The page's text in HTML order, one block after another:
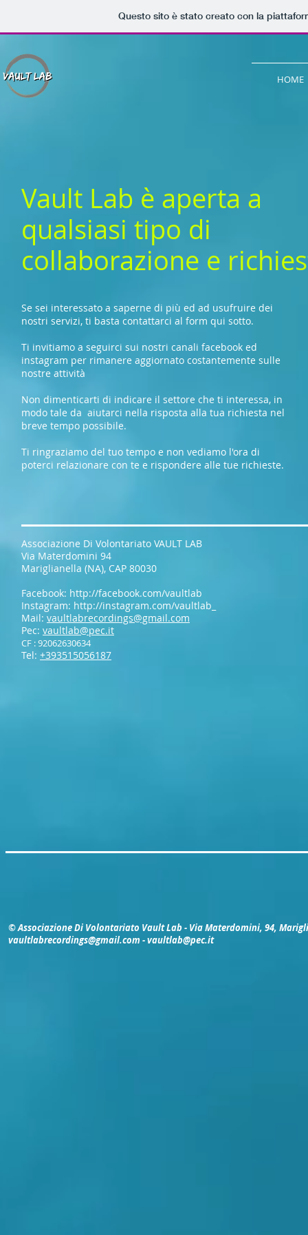
Questo sito è stato creato con la
HOME
Vault Lab è aperta a
qualsiasi tipo di
collaborazione e
Se sei interessato a saperne di più ed ad usufruire dei
nostri servizi, ti basta contattarci al form qui sotto.
Ti invitiamo a seguirci sui nostri canali facebook ed
instagram per rimanere aggiornato costantemente sulle
nostre attività
Non dimenticarti di indicare il settore che ti interessa, in
modo tale da aiutarci nella risposta alla tua richiesta nel
breve tempo possibile.
Ti ringraziamo del tuo tempo e non vediamo l'ora di
poterci relazionare con te e rispondere alle tue richieste.
Associazione Di Volontariato VAULT LAB
Via Materdomini 94
Mariglianella (NA), CAP 80030
Facebook: http://facebook.com/vaultlab
Instagram: http://instagram.com/vaultlab_
Mail: vaultlabrecordings@gmail.com
Pec: vaultlab@pec.it
CF : 92062630634
Tel: +393515056187
© Associazione Di Volontariato Vault Lab - Via Materdomini, 94,
vaultlabrecordings@gmail.com -vaultlab@pec.it